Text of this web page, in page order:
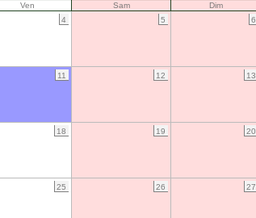
Ven Sam
Dim
4 5 6
11 12 13
18 19 20
25 26 27